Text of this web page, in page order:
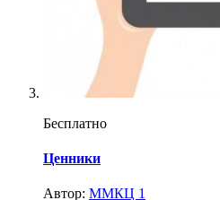
Бесплатно
Ценники
Автор: ММКЦ 1